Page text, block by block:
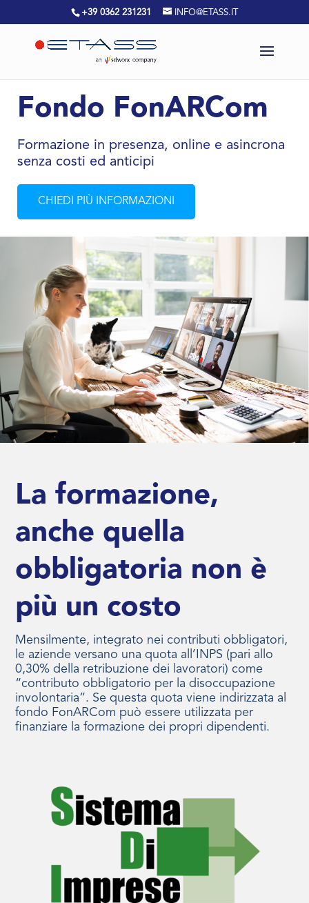
+39 0362 231231 INFO@ETASS.IT
Fondo FonARCom
Formazione in presenza, online e asincrona
senza costi ed anticipi
CHIEDI PIÙ INFORMAZIONI
La formazione,
anche quella
obbligatoria non è
più un costo
Mensilmente, integrato nei contributi obbligatori,
le aziende versano una quota all’INPS (pari allo
0,30% della retribuzione dei lavoratori) come
“contributo obbligatorio per la disoccupazione
involontaria”. Se questa quota viene indirizzata al
fondo FonARCom può essere utilizzata per
finanziare la formazione dei propri dipendenti.